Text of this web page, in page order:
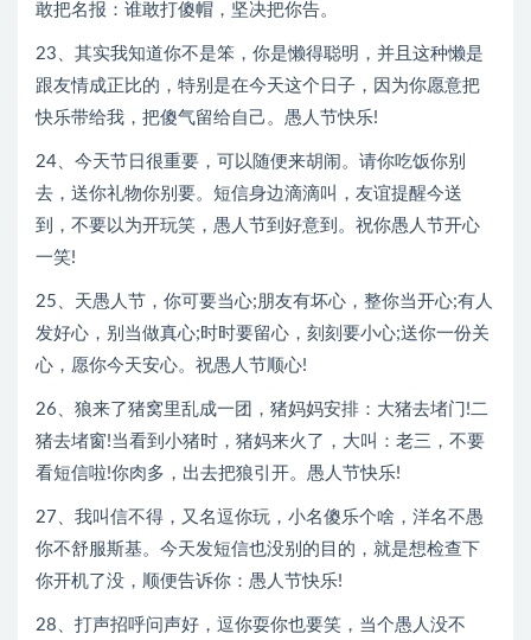
敢把名报：谁敢打傻帽，坚决把你告。
23、其实我知道你不是笨，你是懒得聪明，并且这种懒是
跟友情成正比的，特别是在今天这个日子，因为你愿意把
快乐带给我，把傻气留给自己。愚人节快乐!
24、今天节日很重要，可以随便来胡闹。请你吃饭你别
去，送你礼物你别要。短信身边滴滴叫，友谊提醒今送
到，不要以为开玩笑，愚人节到好意到。祝你愚人节开心
一笑!
25、天愚人节，你可要当心;朋友有坏心，整你当开心;有人
发好心，别当做真心;时时要留心，刻刻要小心;送你一份关
心，愿你今天安心。祝愚人节顺心!
26、狼来了猪窝里乱成一团，猪妈妈安排：大猪去堵门!二
猪去堵窗!当看到小猪时，猪妈来火了，大叫：老三，不要
看短信啦!你肉多，出去把狼引开。愚人节快乐!
27、我叫信不得，又名逗你玩，小名傻乐个啥，洋名不愚
你不舒服斯基。今天发短信也没别的目的，就是想检查下
你开机了没，顺便告诉你：愚人节快乐!
28、打声招呼问声好，逗你耍你也要笑，当个愚人没不